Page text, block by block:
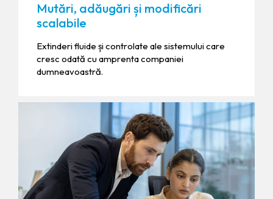
Mutări, adăugări și modificări
scalabile
Extinderi fluide și controlate ale sistemului care
cresc odată cu amprenta companiei
dumneavoastră.